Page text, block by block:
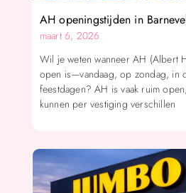
AH openingstijden in
maart 6, 2026
Wil je weten wanneer AH (Albert
open is—vandaag, op zondag, in
feestdagen? AH is vaak ruim
kunnen per vestiging verschillen